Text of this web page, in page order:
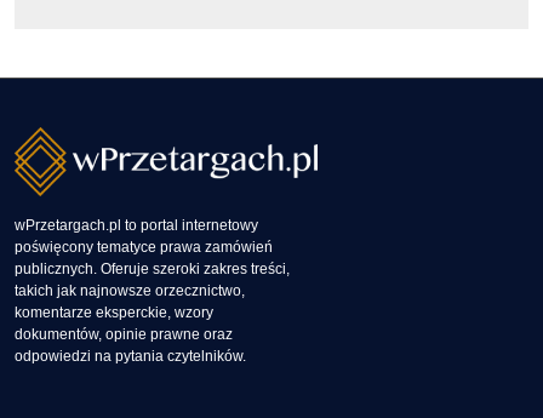
wPrzetargach.pl to portal internetowy
poświęcony tematyce prawa zamówień
publicznych. Oferuje szeroki zakres treści,
takich jak najnowsze orzecznictwo,
komentarze eksperckie, wzory
dokumentów, opinie prawne oraz
odpowiedzi na pytania czytelników.